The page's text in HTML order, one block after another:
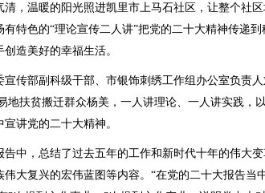
，温暖的阳光照进凯里市上马石社区，让整个社区
特色的“理论宣传二人讲”把党的二十大精神传递到
造美好的幸福生活。
部副科级干部、市银饰刺绣工作组办公室负责人
地扶贫搬迁群众杨美，一人讲理论、一人讲实践，
讲党的二十大精神。
，总结了过去五年的工作和新时代十年的伟大变
大复兴的宏伟蓝图等内容。“在党的二十大报告当